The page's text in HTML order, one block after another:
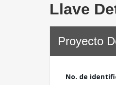
Llave
Proyecto
No. de